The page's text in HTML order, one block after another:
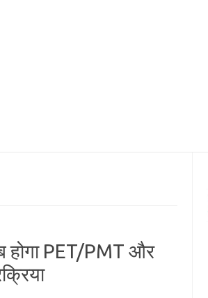
PET/PMT और